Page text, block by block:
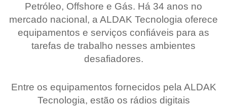
Petróleo, Offshore e Gás. Há 34 anos no
mercado nacional, a ALDAK Tecnologia oferece
equipamentos e serviços confiáveis para as
tarefas de trabalho nesses ambientes
desafiadores.
Entre os equipamentos fornecidos pela ALDAK
Tecnologia, estão os rádios digitais